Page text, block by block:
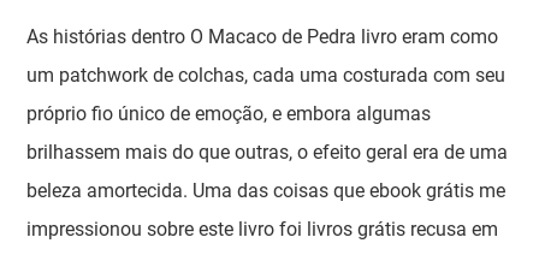
As histórias dentro O Macaco de Pedra livro eram como
um patchwork de colchas, cada uma costurada com seu
próprio fio único de emoção, e embora algumas
brilhassem mais do que outras, o efeito geral era de uma
beleza amortecida. Uma das coisas que ebook grátis me
impressionou sobre este livro foi livros grátis recusa em